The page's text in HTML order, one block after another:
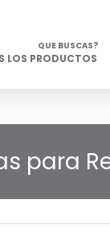
LOS PRODUCTOS
QUE BUSCAS?
para